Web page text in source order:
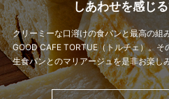
しあわせを感じる
クリーミーな口溶けの食パンと最高の組
GOOD CAFE TORTUE（トルチェ）。 そ
生食パンとのマリアージュを是非お楽し